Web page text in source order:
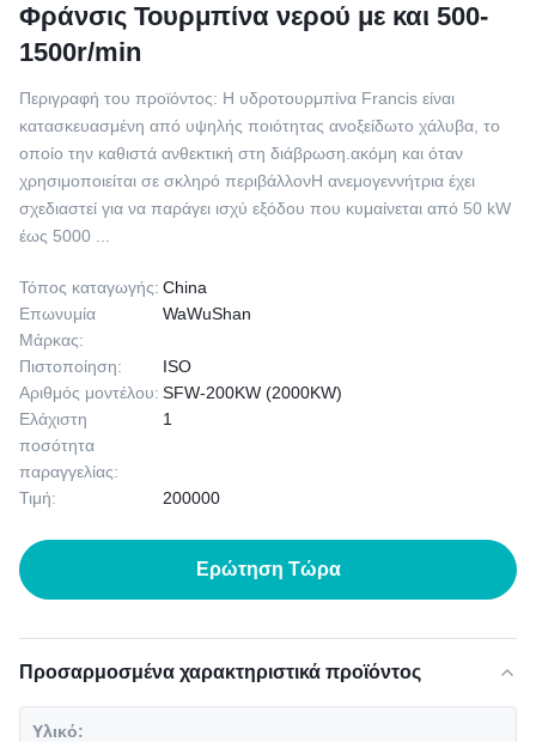
Φράνσις Τουρμπίνα νερού με και 500-
1500r/min
Περιγραφή του προϊόντος: Η υδροτουρμπίνα Francis είναι
κατασκευασμένη από υψηλής ποιότητας ανοξείδωτο χάλυβα, το
οποίο την καθιστά ανθεκτική στη διάβρωση.ακόμη και όταν
χρησιμοποιείται σε σκληρό περιβάλλονΗ ανεμογεννήτρια έχει
σχεδιαστεί για να παράγει ισχύ εξόδου που κυμαίνεται από 50 kW
έως 5000 ...
Τόπος καταγωγής: China
Επωνυμία
Μάρκας:
WaWuShan
Πιστοποίηση:
ISO
Αριθμός μοντέλου: SFW-200KW (2000KW)
Ελάχιστη
ποσότητα
παραγγελίας:
1
Τιμή: 200000
Ερώτηση Τώρα
Προσαρμοσμένα χαρακτηριστικά προϊόντος
Υλικό: